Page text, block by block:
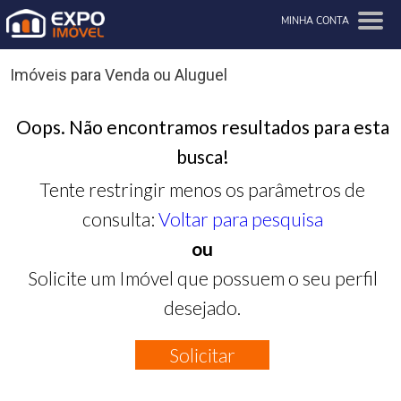
MINHA CONTA
Imóveis para Venda ou Aluguel
Oops. Não encontramos resultados para esta
busca!
Tente restringir menos os parâmetros de
consulta: Voltar para pesquisa
ou
Solicite um Imóvel que possuem o seu perfil
desejado.
Solicitar